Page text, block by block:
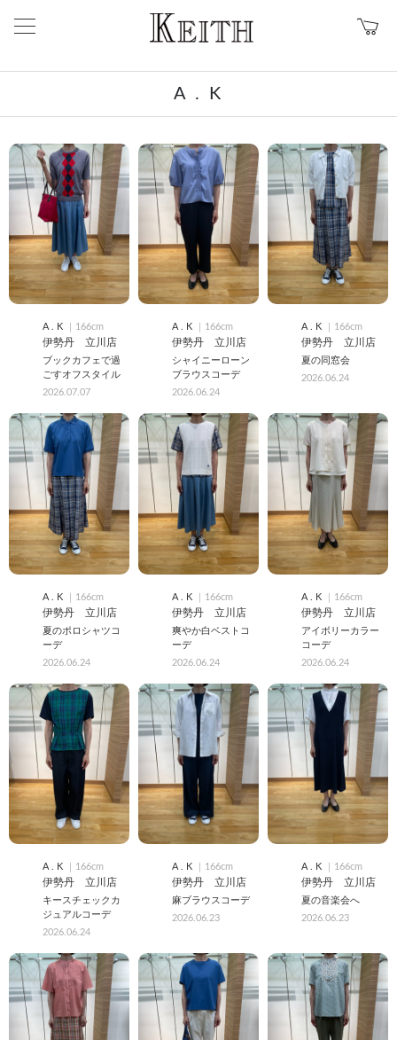
A . K
A . K ｜166cm
伊勢丹 立川店
ブックカフェで過
ごすオフスタイル
2026.07.07
A . K ｜166cm
伊勢丹 立川店
シャイニーローン
ブラウスコーデ
2026.06.24
A . K ｜166cm
伊勢丹 立川店
夏の同窓会
2026.06.24
A . K ｜166cm
伊勢丹 立川店
夏のポロシャツコ
ーデ
2026.06.24
A . K ｜166cm
伊勢丹 立川店
爽やか白ベストコ
ーデ
2026.06.24
A . K ｜166cm
伊勢丹 立川店
アイボリーカラー
コーデ
2026.06.24
A . K ｜166cm
伊勢丹 立川店
キースチェックカ
ジュアルコーデ
2026.06.24
A . K ｜166cm
伊勢丹 立川店
麻ブラウスコーデ
2026.06.23
A . K ｜166cm
伊勢丹 立川店
夏の音楽会へ
2026.06.23